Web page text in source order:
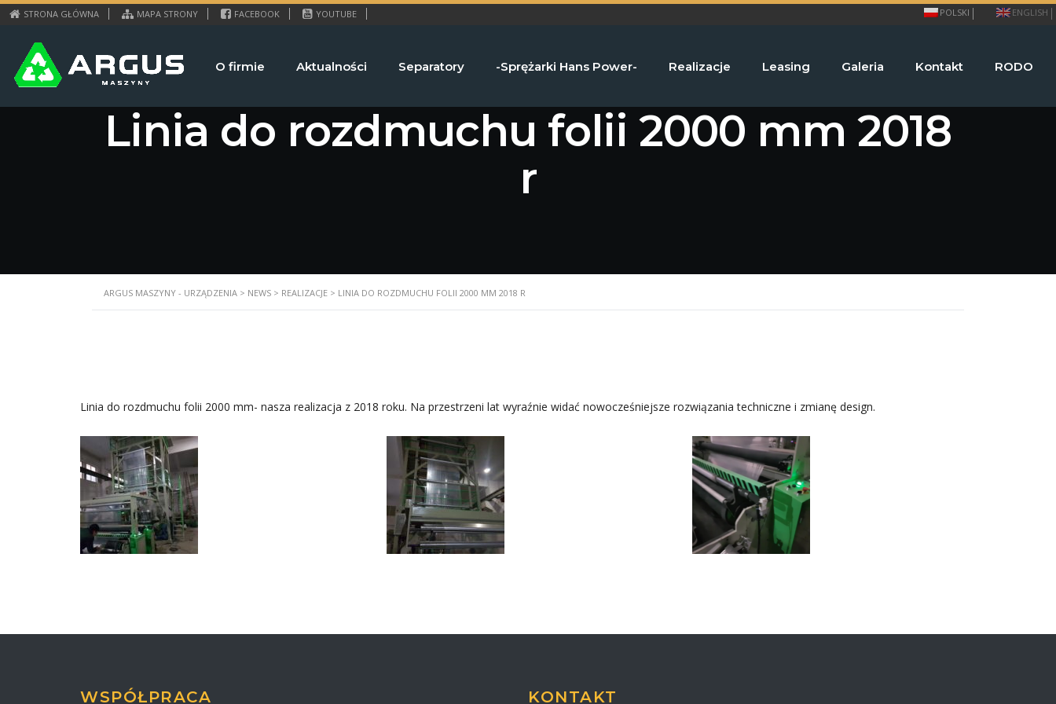
STRONA GŁÓWNA MAPA STRONY FACEBOOK YOUTUBE POLSKI ENGLISH
O firmie Aktualności Separatory -Sprężarki Hans Power- Realizacje Leasing Galeria Kontakt RODO
Linia do rozdmuchu folii 2000 mm 2018
r
ARGUS MASZYNY - URZĄDZENIA > NEWS > REALIZACJE > LINIA DO ROZDMUCHU FOLII 2000 MM 2018 R
Linia do rozdmuchu folii 2000 mm- nasza realizacja z 2018 roku. Na przestrzeni lat wyraźnie widać nowocześniejsze rozwiązania techniczne i zmianę design.
WSPÓŁPRACA KONTAKT